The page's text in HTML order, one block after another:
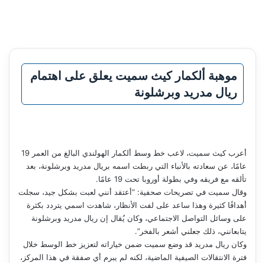
موهبة ألكمار كيث سميت يعلق على اهتمام
ريال مدريد وبرشلونة
أعرب كيث سميت، لاعب خط وسط ألكمار الهولندي البالغ من العمر 19
عامًا، عن سعادته بالأنباء التي ربطت اسمه بريال مدريد وبرشلونة، بعد
تألقه مع فريقه وفي بطولة أوروبا تحت 19 عامًا.
وقال سميت في تصريحات صحفية: “أعتقد أنني لعبت بشكل جيد، سجلت
أهدافًا كثيرة وهذا ساعد على لفت الأنظار، شاهدت اسمي يتردد بكثرة
على وسائل التواصل الاجتماعي، وكان يُقال إن ريال مدريد وبرشلونة
يتابعانني، ذلك جعلني أشعر بالفخر”.
وكان ريال مدريد قد وضع سميت ضمن خياراته لتعزيز خط الوسط خلال
فترة الانتقالات الصيفية الماضية، لكنه لم يبرم أي صفقة في هذا المركز،